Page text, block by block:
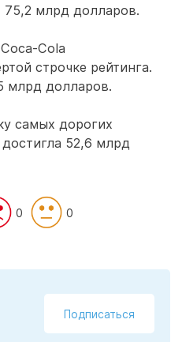
75,2 млрд долларов.
Cola
строчке рейтинга.
млрд долларов.
самых дорогих
52,6 млрд
0 0
Подписаться